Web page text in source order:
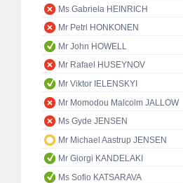
Ms Gabriela HEINRICH
Mr Petri HONKONEN
Mr John HOWELL
Mr Rafael HUSEYNOV
Mr Viktor IELENSKYI
Mr Momodou Malcolm JALLOW
Ms Gyde JENSEN
Mr Michael Aastrup JENSEN
Mr Giorgi KANDELAKI
Ms Sofio KATSARAVA